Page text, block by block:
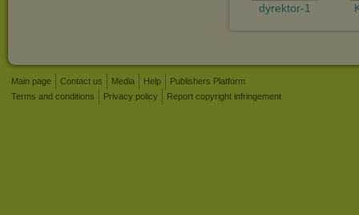
dyrektor-1
Main page Contact us Media Help
Publishers Platform
Terms and conditions
Privacy policy Report copyright infringement